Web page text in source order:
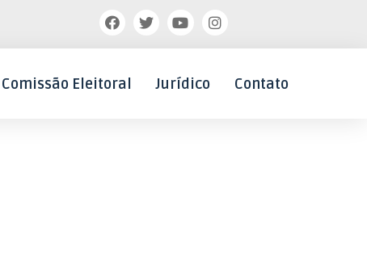
Comissão Eleitoral Jurídico Contato